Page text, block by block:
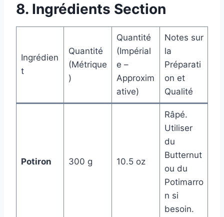
8. Ingrédients Section
Ingrédien
t
Quantité
(Métrique
)
Quantité
(Impérial
e –
Approxim
ative)
Notes sur
la
Préparati
on et
Qualité
Potiron 300 g 10.5 oz
Râpé.
Utiliser
du
Butternut
ou du
Potimarro
n si
besoin.